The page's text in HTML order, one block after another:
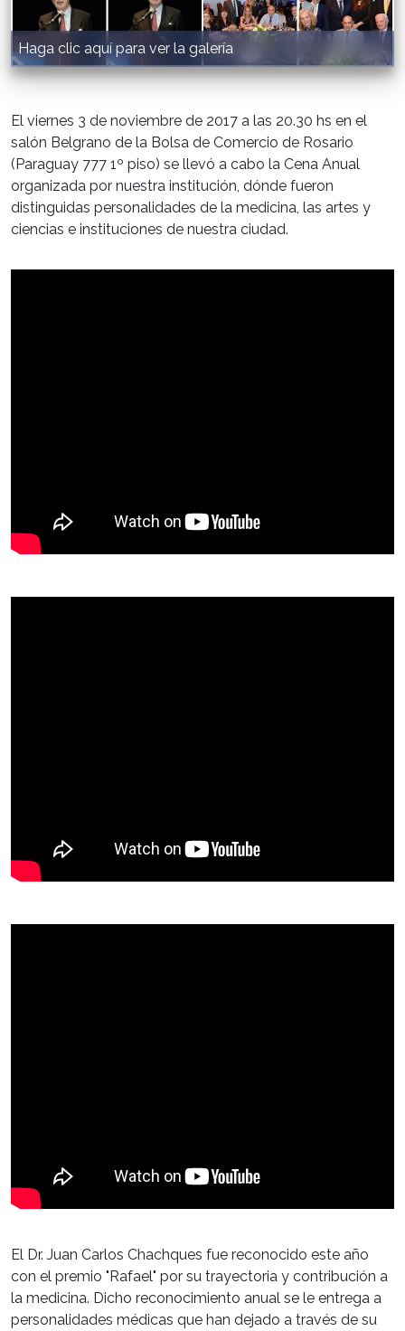
Haga clic aquí para ver la galería
El viernes 3 de noviembre de 2017 a las 20.30 hs en el
salón Belgrano de la Bolsa de Comercio de Rosario
(Paraguay 777 1º piso) se llevó a cabo la Cena Anual
organizada por nuestra institución, dónde fueron
distinguidas personalidades de la medicina, las artes y
ciencias e instituciones de nuestra ciudad.
El Dr. Juan Carlos Chachques fue reconocido este año
con el premio "Rafael" por su trayectoria y contribución a
la medicina. Dicho reconocimiento anual se le entrega a
personalidades médicas que han dejado a través de su